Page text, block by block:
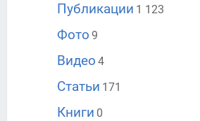
Публикации 1 123
Фото 9
Видео 4
Статьи 171
Книги 0